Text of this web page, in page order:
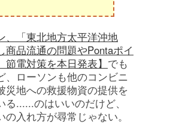
、「東北地方太平洋沖地
商品流通の問題やPontaポイ
節電対策を本日発表】 でも
、ローソンも他のコンビニ
災地への救援物資の提供を
る......のはいいのだけど、
の入れ方が尋常じゃない。